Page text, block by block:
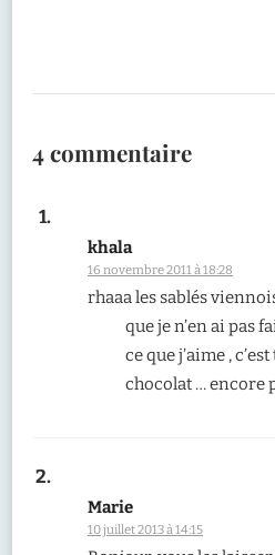
4 commentaire
khala
16 novembre 2011 à 18:28
rhaaa les sablés
que je n’en ai pas
ce que j’aime ,
chocolat … encore
Marie
10 juillet 2013 à 14:15